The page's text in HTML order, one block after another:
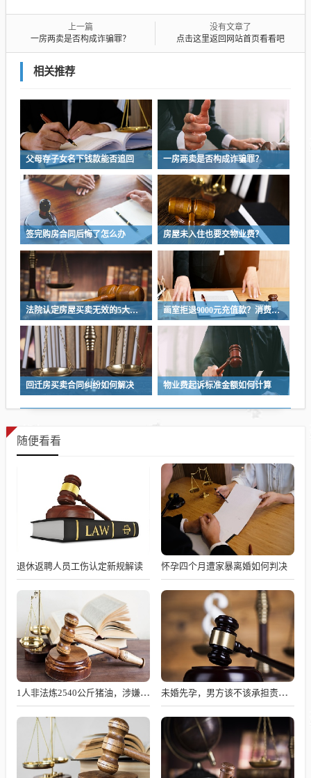
上一篇
一房两卖是否构成诈骗罪？
没有文章了
点击这里返回网站首页看看吧
相关推荐
父母存子女名下钱款能否追回 一房两卖是否构成诈骗罪？
签完购房合同后悔了怎么办 房屋未入住也要交物业费？
法院认定房屋买卖无效的5大条件 画室拒退9000元充值款？消费者维权指南
回迁房买卖合同纠纷如何解决 物业费起诉标准金额如何计算
随便看看
退休返聘人员工伤认定新规解读 怀孕四个月遭家暴离婚如何判决
1人非法炼2540公斤猪油，涉嫌何罪？ 未婚先孕，男方该不该承担责任？